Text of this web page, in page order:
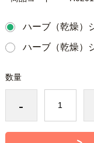
ハーブ（乾燥）
ハーブ（乾燥）
数量
-